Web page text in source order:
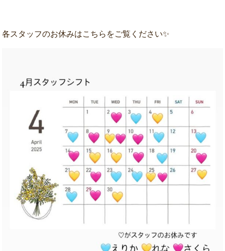
各スタッフのお休みはこちらをご覧ください✨